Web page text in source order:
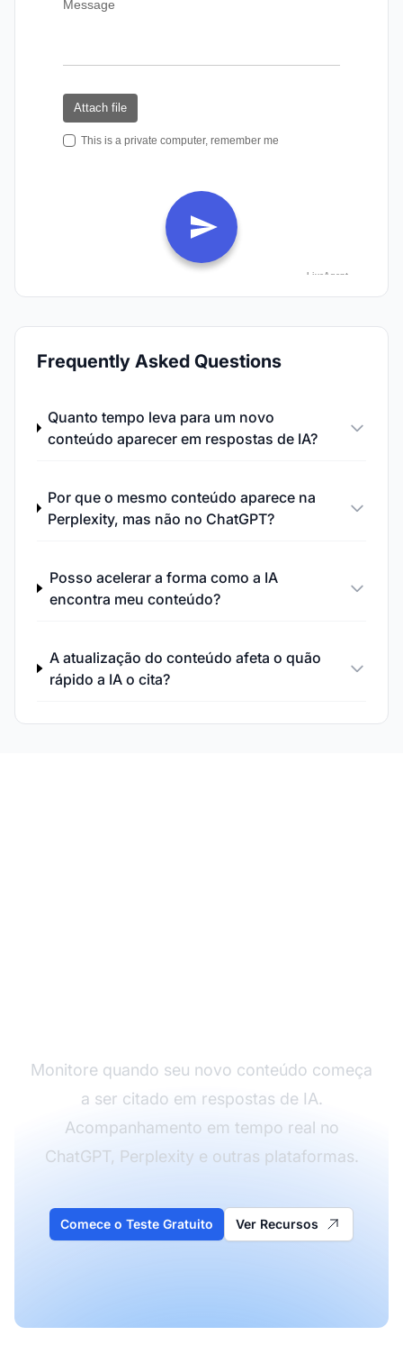
Frequently Asked Questions
Quanto tempo leva para um novo
conteúdo aparecer em respostas de IA?
Por que o mesmo conteúdo aparece na
Perplexity, mas não no ChatGPT?
Posso acelerar a forma como a IA
encontra meu conteúdo?
A atualização do conteúdo afeta o quão
rápido a IA o cita?
Monitore quando seu novo conteúdo começa
a ser citado em respostas de IA.
Acompanhamento em tempo real no
ChatGPT, Perplexity e outras plataformas.
Comece o Teste Gratuito Ver Recursos